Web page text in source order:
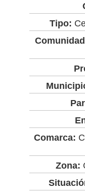
Tipo:
Comarca:
Zona: